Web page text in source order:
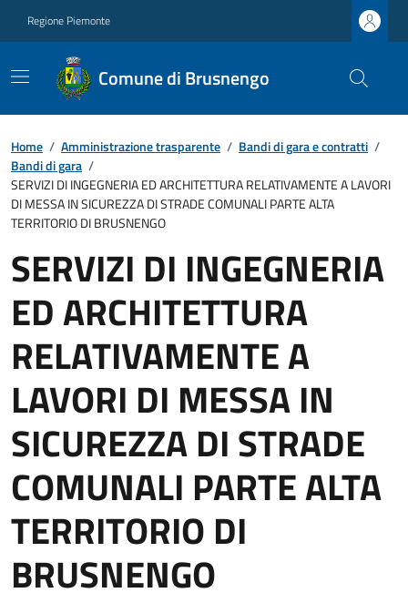
Regione Piemonte
Comune di Brusnengo
Home / Amministrazione trasparente / Bandi di gara e contratti /
Bandi di gara /
SERVIZI DI INGEGNERIA ED ARCHITETTURA RELATIVAMENTE A LAVORI
DI MESSA IN SICUREZZA DI STRADE COMUNALI PARTE ALTA
TERRITORIO DI BRUSNENGO
SERVIZI DI INGEGNERIA
ED ARCHITETTURA
RELATIVAMENTE A
LAVORI DI MESSA IN
SICUREZZA DI STRADE
COMUNALI PARTE ALTA
TERRITORIO DI
BRUSNENGO